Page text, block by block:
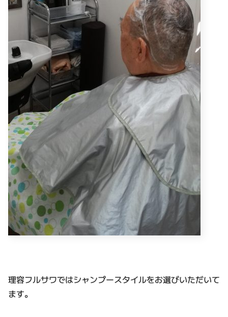
理容フルサワではシャンプースタイルをお選びいただいて
ます。